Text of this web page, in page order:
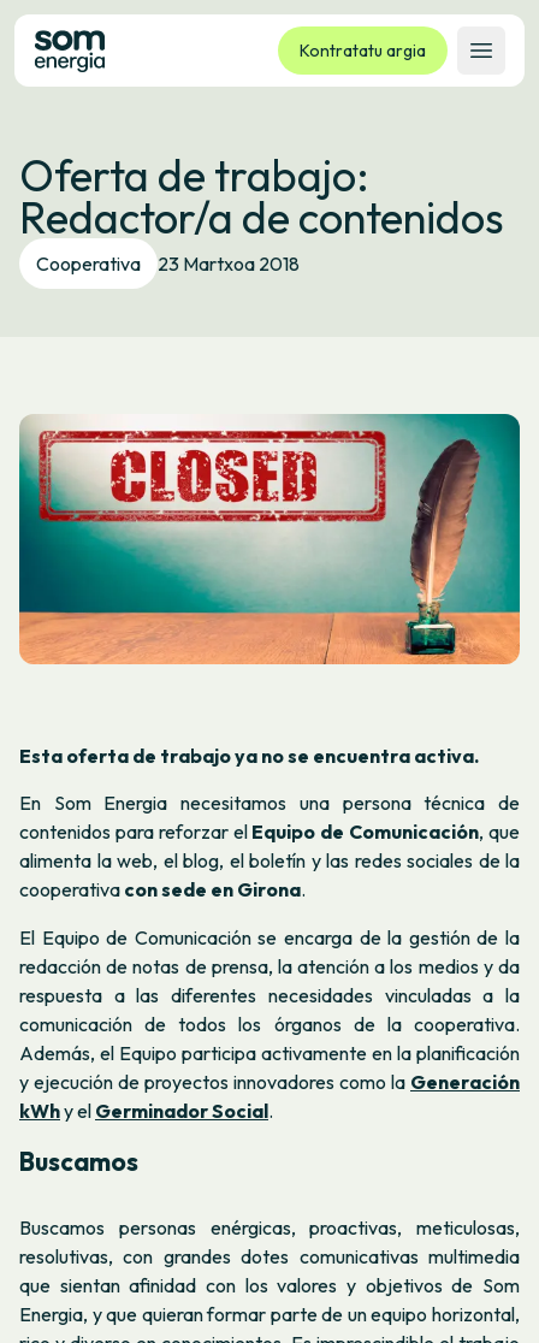
Kontratatu argia
Ireki
Tarifak
Zerbitzuak
Enpresak
Kooperatiba
Hizkuntza: ES CA GL EU
Oferta de trabajo:
Redactor/a de contenidos
Cooperativa 23 Martxoa 2018
Esta oferta de trabajo ya no se encuentra activa.
En Som Energia necesitamos una persona técnica de
contenidos para reforzar el Equipo de Comunicación, que
alimenta la web, el blog, el boletín y las redes sociales de la
cooperativa con sede en Girona.
El Equipo de Comunicación se encarga de la gestión de la
redacción de notas de prensa, la atención a los medios y da
respuesta a las diferentes necesidades vinculadas a la
comunicación de todos los órganos de la cooperativa.
Además, el Equipo participa activamente en la planificación
y ejecución de proyectos innovadores como la Generación
kWhy el Germinador Social.
Buscamos
Buscamos personas enérgicas, proactivas, meticulosas,
resolutivas, con grandes dotes comunicativas multimedia
que sientan afinidad con los valores y objetivos de Som
Energia, y que quieran formar parte de un equipo horizontal,